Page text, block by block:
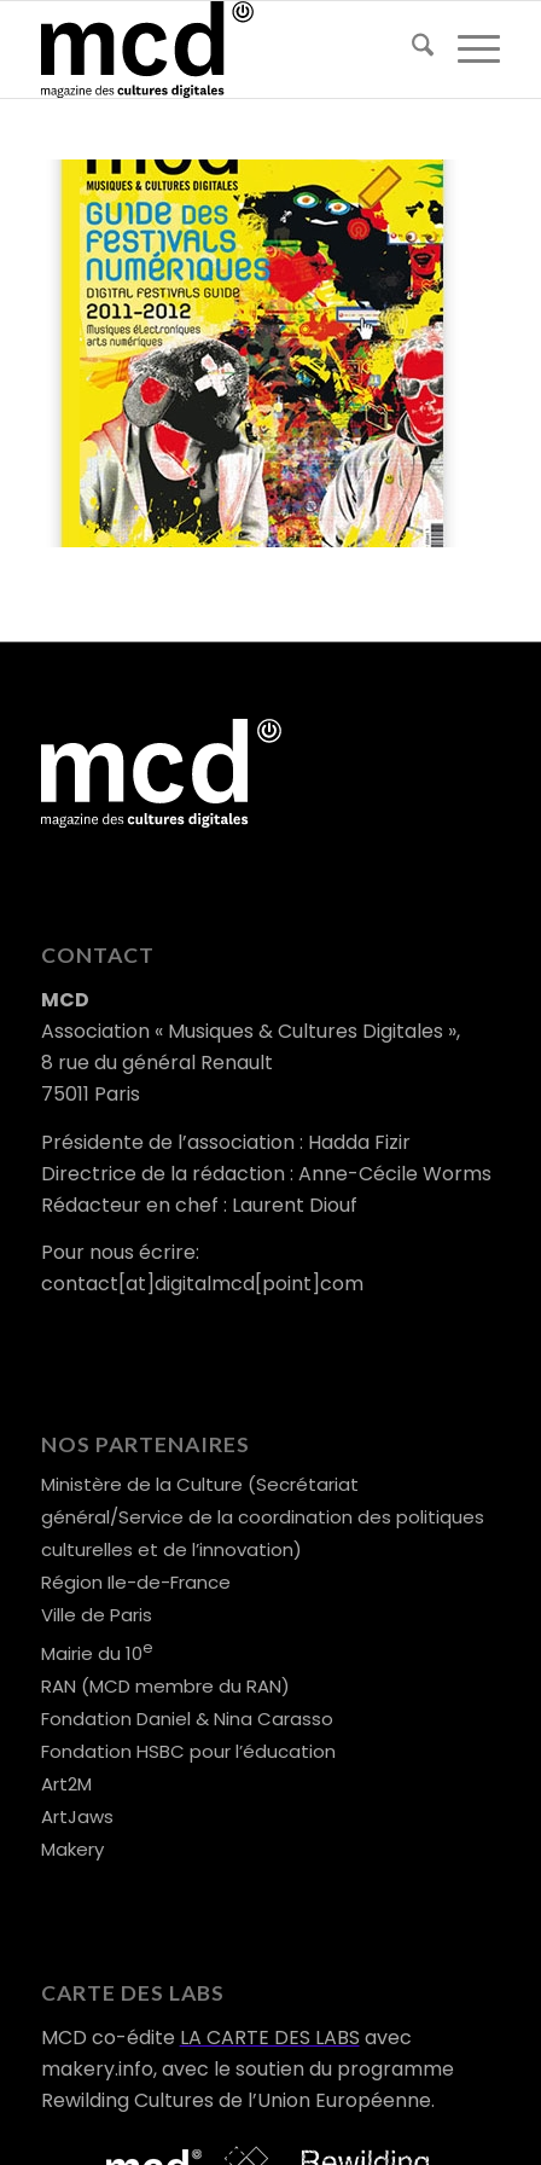
CONTACT
MCD
Association « Musiques & Cultures Digitales »,
8 rue du général Renault
75011 Paris
Présidente de l’association : Hadda Fizir
Directrice de la rédaction : Anne-Cécile Worms
Rédacteur en chef : Laurent Diouf
Pour nous écrire:
contact[at]digitalmcd[point]com
NOS PARTENAIRES
Ministère de la Culture (Secrétariat
général/Service de la coordination des politiques
culturelles et de l’innovation)
Région Ile-de-France
Ville de Paris
Mairie du 10e
RAN (MCD membre du RAN)
Fondation Daniel & Nina Carasso
Fondation HSBC pour l’éducation
Art2M
ArtJaws
Makery
CARTE DES LABS
MCD co-édite LA CARTE DES LABS avec
makery.info, avec le soutien du programme
Rewilding Cultures de l’Union Européenne.